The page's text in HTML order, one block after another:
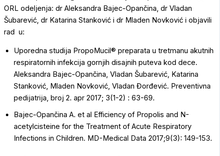
ORL odeljenja: dr Aleksandra Bajec-Opančina, dr Vladan
Šubarević, dr Katarina Stanković i dr Mladen Novković i objavili
rad u:
Uporedna studija PropoMucil® preparata u tretmanu akutnih
respiratornih infekcija gornjih disajnih puteva kod dece.
Aleksandra Bajec-Opančina, Vladan Šubarević, Katarina
Stanković, Mladen Novković, Vladan Đorđević. Preventivna
pedijatrija, broj 2. apr 2017; 3(1-2) : 63-69.
Bajec-Opančina A. et al Efficiency of Propolis and N-
acetylcisteine for the Treatment of Acute Respiratory
Infections in Children. MD-Medical Data 2017;9(3): 149-153.